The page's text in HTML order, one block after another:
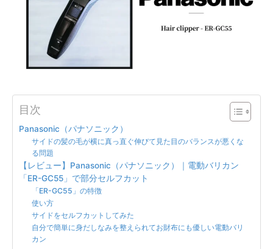
目次
Panasonic（パナソニック）
サイドの髪の毛が横に真っ直ぐ伸びて見た目のバランスが悪くな
る問題
【レビュー】Panasonic（パナソニック）｜電動バリカン
「ER-GC55」で部分セルフカット
「ER-GC55」の特徴
使い方
サイドをセルフカットしてみた
自分で簡単に身だしなみを整えられてお財布にも優しい電動バリ
カン